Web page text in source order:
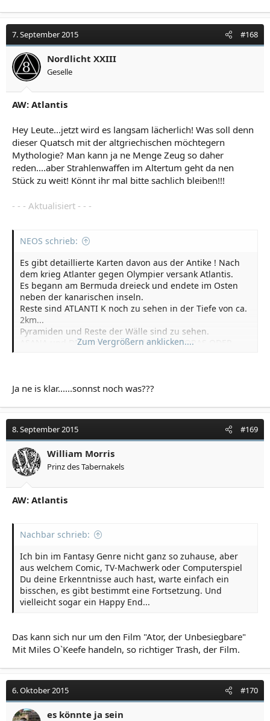
7. September 2015 #168
Nordlicht XXIII
Geselle
AW: Atlantis
Hey Leute...jetzt wird es langsam lächerlich! Was soll denn
dieser Quatsch mit der altgriechischen möchtegern
Mythologie? Man kann ja ne Menge Zeug so daher
reden....aber Strahlenwaffen im Altertum geht da nen
Stück zu weit! Könnt ihr mal bitte sachlich bleiben!!!
- - - Aktualisiert - - -
NEOS schrieb:
Es gibt detaillierte Karten davon aus der Antike ! Nach
dem krieg Atlanter gegen Olympier versank Atlantis.
Es begann am Bermuda dreieck und endete im Osten
neben der kanarischen inseln.
Reste sind ATLANTI K noch zu sehen in der Tiefe von ca.
2km...
Pyramiden und Reste der Wälle sind zu sehen.
ASANA und DIAS zerstörten Atlantis... ATORAS ODER
Nordamerikansiche Küste retten. Die NATO ist der
Wer aber denkt das die Atlanter Menschenfreunde
waren irrt sich.
Die olympier sind der Grund wieso es uns heute noch
gibt. Sie zerstörten die Atlanter und die titanen die
ihnen halfen..
- - - Aktualisiert - - -
Das Wort Atlanter ist die übersetzt das altgr. Wort für die
gestigen Fähigkeiten umsetzen.
hatten höhere geistige Fähigkeiten die keine schmutzige
Technik benötigte wie Atom oder strahlenwaffen.
Zum Vergrößern anklicken....
Ja ne is klar......sonnst noch was???
8. September 2015 #169
William Morris
Prinz des Tabernakels
AW: Atlantis
Nachbar schrieb:
Ich bin im Fantasy Genre nicht ganz so zuhause, aber
aus welchem Comic, TV-Machwerk oder Computerspiel
Du deine Erkenntnisse auch hast, warte einfach ein
bisschen, es gibt bestimmt eine Fortsetzung. Und
vielleicht sogar ein Happy End...
Das kann sich nur um den Film "Ator, der Unbesiegbare"
Mit Miles O`Keefe handeln, so richtiger Trash, der Film.
6. Oktober 2015 #170
es könnte ja sein